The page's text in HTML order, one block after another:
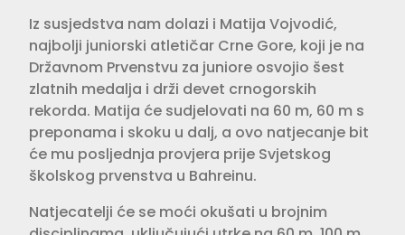
Iz susjedstva nam dolazi i Matija Vojvodić,
najbolji juniorski atletičar Crne Gore, koji je na
Državnom Prvenstvu za juniore osvojio šest
zlatnih medalja i drži devet crnogorskih
rekorda. Matija će sudjelovati na 60 m, 60 m s
preponama i skoku u dalj, a ovo natjecanje bit
će mu posljednja provjera prije Svjetskog
školskog prvenstva u Bahreinu.
Natjecatelji će se moći okušati u brojnim